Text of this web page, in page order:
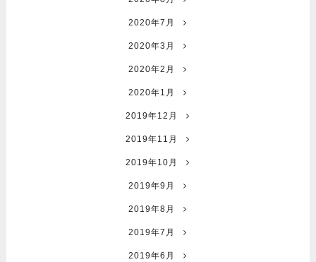
2020年7月
2020年3月
2020年2月
2020年1月
2019年12月
2019年11月
2019年10月
2019年9月
2019年8月
2019年7月
2019年6月